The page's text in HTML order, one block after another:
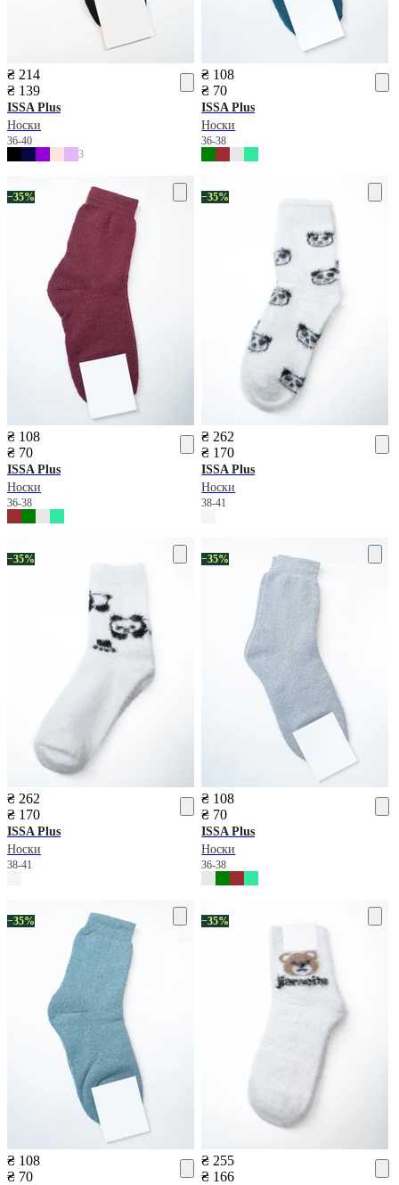
₴ 214
₴ 139
ISSA Plus
Носки
36-40
3
₴ 108
₴ 70
ISSA Plus
Носки
36-38
−35%
₴ 108
₴ 70
ISSA Plus
Носки
36-38
−35%
₴ 262
₴ 170
ISSA Plus
Носки
38-41
−35%
₴ 262
₴ 170
ISSA Plus
Носки
38-41
−35%
₴ 108
₴ 70
ISSA Plus
Носки
36-38
−35%
₴ 108
₴ 70
−35%
₴ 255
₴ 166